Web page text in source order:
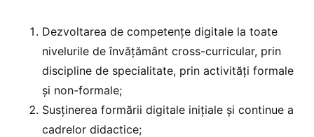
Dezvoltarea de competențe digitale la toate
nivelurile de învățământ cross-curricular, prin
discipline de specialitate, prin activități formale
și non-formale;
Susținerea formării digitale inițiale și continue a
cadrelor didactice;